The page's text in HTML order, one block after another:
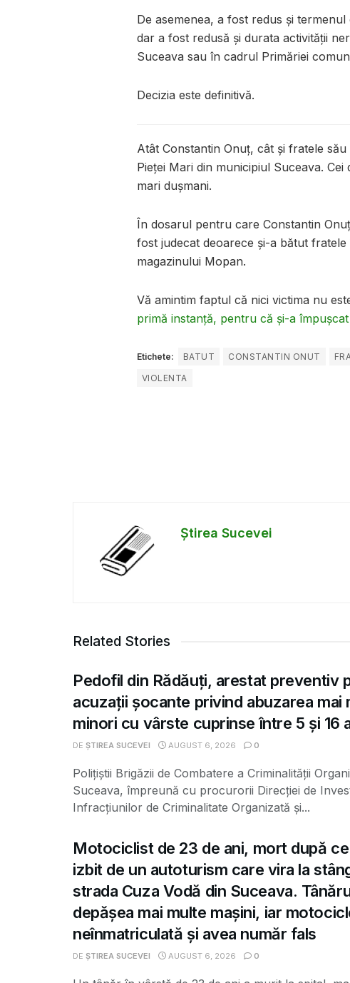
De asemenea, a fost redus și
dar a fost redusă și durata activității
Suceava sau în cadrul Primăriei
Decizia este definitivă.
Atât Constantin Onuț, cât și fratele
Pieței Mari din municipiul Suceava.
mari dușmani.
În dosarul pentru care Constantin
fost judecat deoarece și-a bătut
magazinului Mopan.
Vă amintim faptul că nici victima nu
primă instanță, pentru că și-a
Etichete: BATUT CONSTANTIN ONUT
VIOLENTA
Știrea Sucevei
Related Stories
Pedofil din Rădăuți, arestat preventiv
acuzații șocante privind abuzarea mai
minori cu vârste cuprinse între 5 și 16
DE ȘTIREA SUCEVEI AUGUST 6, 2026 0
Polițiștii Brigăzii de Combatere a Criminalității
Suceava, împreună cu procurorii Direcției de
Infracțiunilor de Criminalitate Organizată și...
Motociclist de 23 de ani, mort după
izbit de un autoturism care vira la
strada Cuza Vodă din Suceava.
depășea mai multe mașini, iar
neînmatriculată și avea număr fals
DE ȘTIREA SUCEVEI AUGUST 6, 2026 0